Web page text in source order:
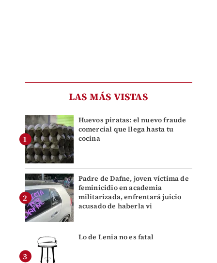
LAS MÁS VISTAS
Huevos piratas: el nuevo fraude
comercial que llega hasta tu
cocina
Padre de Dafne, joven víctima de
feminicidio en academia
militarizada, enfrentará juicio
acusado de haberla vi
Lo de Lenia no es fatal